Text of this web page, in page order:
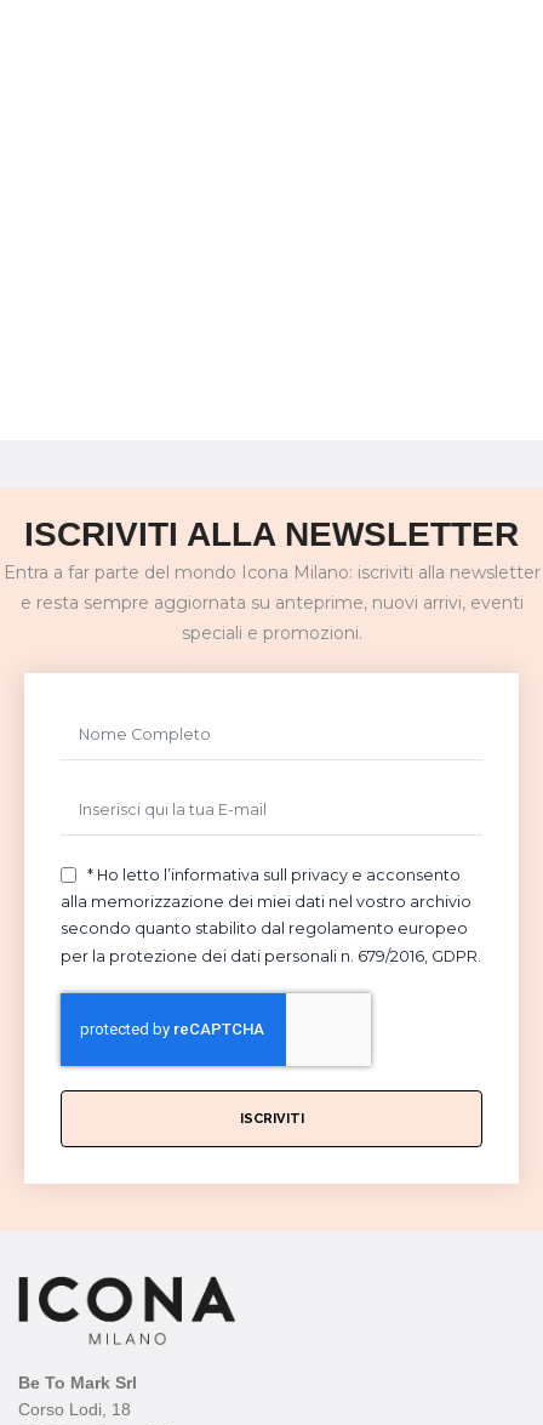
ISCRIVITI ALLA NEWSLETTER
Entra a far parte del mondo Icona Milano: iscriviti alla newsletter
e resta sempre aggiornata su anteprime, nuovi arrivi, eventi
speciali e promozioni.
* Ho letto l’informativa sull privacy e acconsento
alla memorizzazione dei miei dati nel vostro archivio
secondo quanto stabilito dal regolamento europeo
per la protezione dei dati personali n. 679/2016, GDPR.
ISCRIVITI
Be To Mark Srl
Corso Lodi, 18